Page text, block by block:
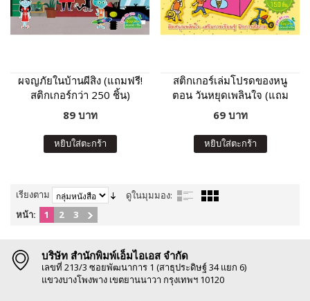
ผจญภัยในบ้านผีสิง (แถมฟรี!
สติกเกอร์กว่า 250 ชิ้น)
89 บาท
หยิบใส่ตะกร้า
สติกเกอร์เล่มโปรดของหนู
ตอน วันหยุดเพลินใจ (แถม
ฟรี! สติกเกอร์กว่า 150 ชิ้น)
69 บาท
หยิบใส่ตะกร้า
เรียงตาม
ดูในมุมมอง:
หน้า:
1 2 3
บริษัท สำนักพิมพ์เอ็มไอเอส จำกัด
เลขที่ 213/3 ซอยพัฒนาการ 1 (สาธุประดิษฐ์ 34 แยก 6)
แขวงบางโพงพาง เขตยานนาวา กรุงเทพฯ 10120